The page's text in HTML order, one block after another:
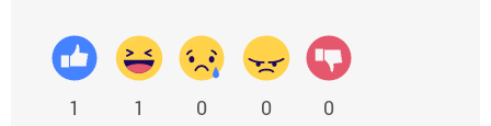
1 1 0 0 0